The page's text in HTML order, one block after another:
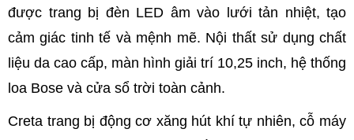
được trang bị đèn LED âm vào lưới tản nhiệt, tạo
cảm giác tinh tế và mệnh mẽ. Nội thất sử dụng chất
liệu da cao cấp, màn hình giải trí 10,25 inch, hệ thống
loa Bose và cửa sổ trời toàn cảnh.
Creta trang bị động cơ xăng hút khí tự nhiên, cỗ máy